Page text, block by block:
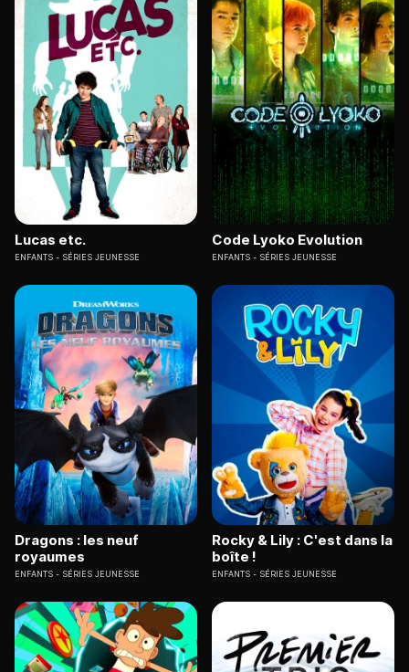
Lucas etc.
ENFANTS SÉRIES JEUNESSE
Code Lyoko Evolution
ENFANTS SÉRIES JEUNESSE
Dragons : les neuf
royaumes
ENFANTS SÉRIES JEUNESSE
Rocky & Lily : C'est dans la
boîte !
ENFANTS SÉRIES JEUNESSE